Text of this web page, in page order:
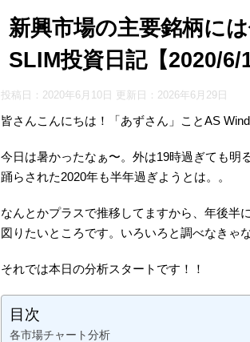
新興市場の主要銘柄に
SLIM投資日記【2020/6/
投稿日：2020年6月10日 更新日： 2026年6月29日
皆さんこんにちは！「あずさん」ことAS Wind
今日は暑かったなぁ〜。外は19時過ぎても明
踊らされた2020年も半年過ぎようとは。。
なんとかプラスで推移してますから、年後半
図りたいところです。いろいろと調べなきゃな
それでは本日の分析スタートです！！
目次
各市場チャート分析